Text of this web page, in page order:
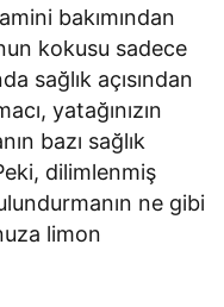
bakımından
kokusu sadece
sağlık açısından
yatağınızın
bazı sağlık
dilimlenmiş
ne gibi
limon